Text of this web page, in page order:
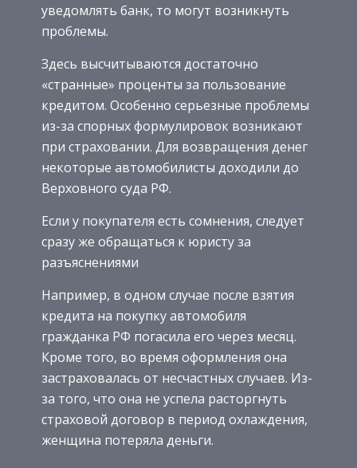
уведомлять банк, то могут возникнуть
проблемы.
Здесь высчитываются достаточно
«странные» проценты за пользование
кредитом. Особенно серьезные проблемы
из-за спорных формулировок возникают
при страховании. Для возвращения денег
некоторые автомобилисты доходили до
Верховного суда РФ.
Если у покупателя есть сомнения, следует
сразу же обращаться к юристу за
разъяснениями
Например, в одном случае после взятия
кредита на покупку автомобиля
гражданка РФ погасила его через месяц.
Кроме того, во время оформления она
застраховалась от несчастных случаев. Из-
за того, что она не успела расторгнуть
страховой договор в период охлаждения,
женщина потеряла деньги.